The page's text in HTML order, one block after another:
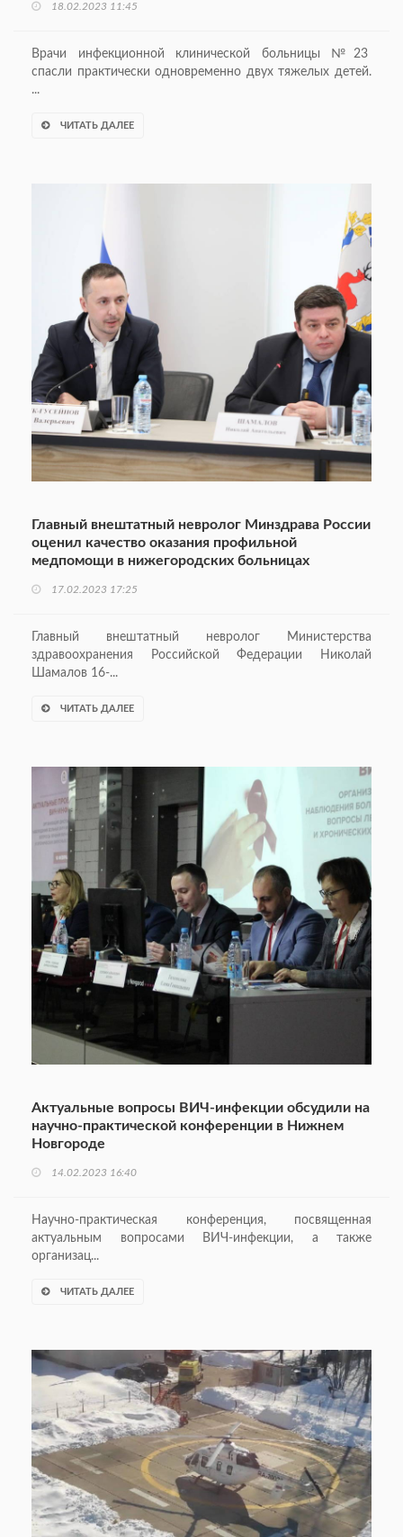
18.02.2023 11:45
Врачи инфекционной клинической больницы №23
спасли практически одновременно двух тяжелых детей.
...
ЧИТАТЬ ДАЛЕЕ
Главный внештатный невролог Минздрава России
оценил качество оказания профильной
медпомощи в нижегородских больницах
17.02.2023 17:25
Главный внештатный невролог Министерства
здравоохранения Российской Федерации Николай
Шамалов 16-...
ЧИТАТЬ ДАЛЕЕ
Актуальные вопросы ВИЧ-инфекции обсудили на
научно-практической конференции в Нижнем
Новгороде
14.02.2023 16:40
Научно-практическая конференция, посвященная
актуальным вопросами ВИЧ-инфекции, а также
организац...
ЧИТАТЬ ДАЛЕЕ